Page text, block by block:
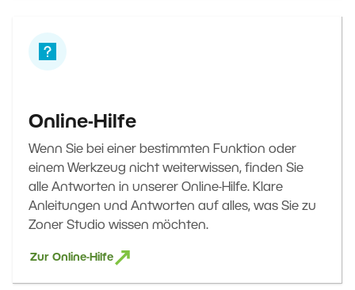
Online-Hilfe
Wenn Sie bei einer bestimmten Funktion oder
einem Werkzeug nicht weiterwissen, finden Sie
alle Antworten in unserer Online-Hilfe. Klare
Anleitungen und Antworten auf alles, was Sie zu
Zoner Studio wissen möchten.
Zur Online-Hilfe